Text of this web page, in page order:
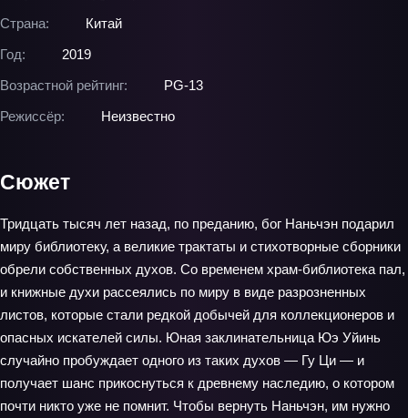
Страна:
Китай
Год:
2019
Возрастной рейтинг:
PG-13
Режиссёр:
Неизвестно
Сюжет
Тридцать тысяч лет назад, по преданию, бог Наньчэн подарил
миру библиотеку, а великие трактаты и стихотворные сборники
обрели собственных духов. Со временем храм‑библиотека пал,
и книжные духи рассеялись по миру в виде разрозненных
листов, которые стали редкой добычей для коллекционеров и
опасных искателей силы. Юная заклинательница Юэ Уйинь
случайно пробуждает одного из таких духов — Гу Ци — и
получает шанс прикоснуться к древнему наследию, о котором
почти никто уже не помнит. Чтобы вернуть Наньчэн, им нужно